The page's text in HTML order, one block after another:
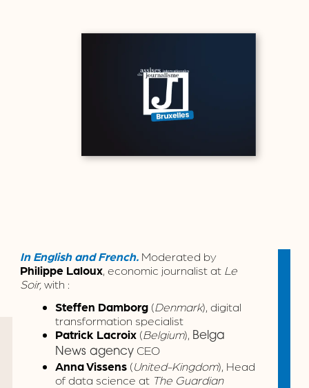
In English and French. Moderated by
Philippe Laloux , economic journalist at Le
Soir, with :
Steffen Damborg (Denmark), digital
transformation specialist
Patrick Lacroix (Belgium), Belga
News agency CEO
Anna Vissens (United-Kingdom), Head
of data science at The Guardian